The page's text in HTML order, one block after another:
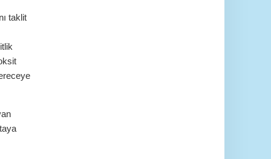
taklit